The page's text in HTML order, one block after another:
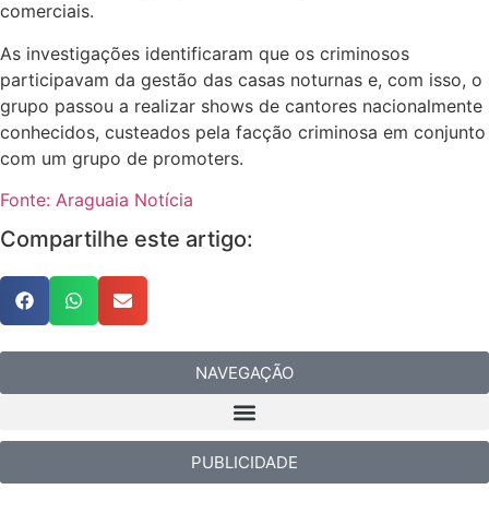
comerciais.
As investigações identificaram que os criminosos
participavam da gestão das casas noturnas e, com isso, o
grupo passou a realizar shows de cantores nacionalmente
conhecidos, custeados pela facção criminosa em conjunto
com um grupo de promoters.
Fonte: Araguaia Notícia
Compartilhe este artigo:
NAVEGAÇÃO
PUBLICIDADE